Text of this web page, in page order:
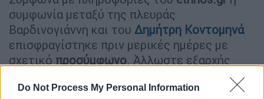
Do Not Process My Personal Information
συμφωνία μεταξύ της πλευράς
Βαρδινογιάννη και του Δημήτρη Κοντομηνά
επισφραγίστηκε πριν μερικές ημέρες με
σχετικό προσύμφωνο. Άλλωστε εξαρχής
εξαγοράς του τηλεοπτικού σταθμού